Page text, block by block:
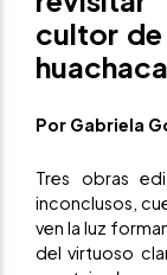
cultor de
Por Gabriela
Tres obras
inconclusos,
ven la luz
del virtuoso